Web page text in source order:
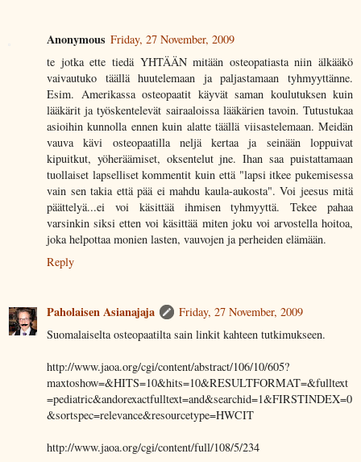
Anonymous Friday, 27 November, 2009
te jotka ette tiedä YHTÄÄN mitään osteopatiasta niin älkääkö
vaivautuko täällä huutelemaan ja paljastamaan tyhmyyttänne.
Esim. Amerikassa osteopaatit käyvät saman koulutuksen kuin
lääkärit ja työskentelevät sairaaloissa lääkärien tavoin. Tutustukaa
asioihin kunnolla ennen kuin alatte täällä viisastelemaan. Meidän
vauva kävi osteopaatilla neljä kertaa ja seinään loppuivat
kipuitkut, yöheräämiset, oksentelut jne. Ihan saa puistattamaan
tuollaiset lapselliset kommentit kuin että "lapsi itkee pukemisessa
vain sen takia että pää ei mahdu kaula-aukosta". Voi jeesus mitä
päättelyä...ei voi käsittää ihmisen tyhmyyttä. Tekee pahaa
varsinkin siksi etten voi käsittää miten joku voi arvostella hoitoa,
joka helpottaa monien lasten, vauvojen ja perheiden elämään.
Reply
Paholaisen Asianajaja
Friday, 27 November, 2009
Suomalaiselta osteopaatilta sain linkit kahteen tutkimukseen.
http://www.jaoa.org/cgi/content/abstract/106/10/605?
maxtoshow=&HITS=10&hits=10&RESULTFORMAT=&fulltext
=pediatric&andorexactfulltext=and&searchid=1&FIRSTINDEX=0
&sortspec=relevance&resourcetype=HWCIT
http://www.jaoa.org/cgi/content/full/108/5/234